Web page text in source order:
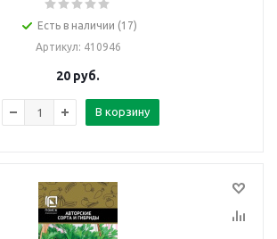
Есть в наличии (17)
Артикул: 410946
20 руб.
В корзину